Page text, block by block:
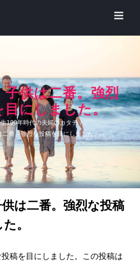
子供は二番。強烈
目にしました。
100年時代の夫婦のカタチ /
二番。強烈な投稿を目にしました。
は二番。強烈な投稿
。
稿を目にしました。この投稿は